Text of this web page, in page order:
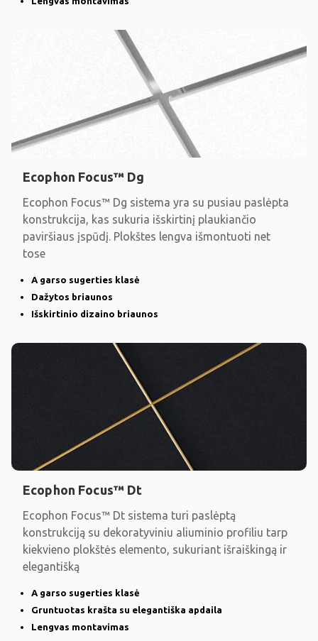
Ecophon Focus™ Dg
Ecophon Focus™ Dg sistema yra su pusiau paslėpta
konstrukcija, kas sukuria išskirtinį plaukiančio
paviršiaus įspūdį. Plokštes lengva išmontuoti net
tose
A garso sugerties klasė
Dažytos briaunos
Išskirtinio dizaino briaunos
Ecophon Focus™ Dt
Ecophon Focus™ Dt sistema turi paslėptą
konstrukciją su dekoratyviniu aliuminio profiliu tarp
kiekvieno plokštės elemento, sukuriant išraiškingą ir
elegantišką
A garso sugerties klasė
Gruntuotas krašta su elegantiška apdaila
Lengvas montavimas